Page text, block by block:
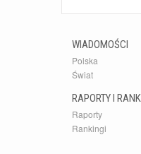
WIADOMOŚCI
Polska
Świat
RAPORTY I
Raporty
Rankingi